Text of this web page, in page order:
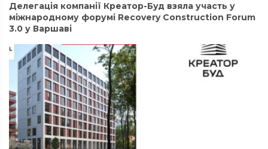
Делегація компанії Креатор-Буд взяла участь у
міжнародному форумі Recovery Construction Forum
3.0 у Варшаві